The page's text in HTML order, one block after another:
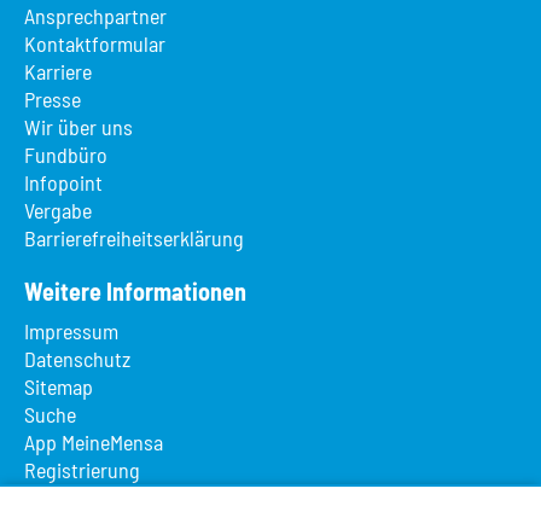
Ansprechpartner
Kontaktformular
Karriere
Presse
Wir über uns
Fundbüro
Infopoint
Vergabe
Barrierefreiheitserklärung
Weitere Informationen
Impressum
Datenschutz
Sitemap
Suche
App MeineMensa
Registrierung